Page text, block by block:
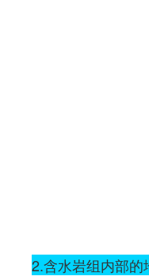
2.含水岩组内部的